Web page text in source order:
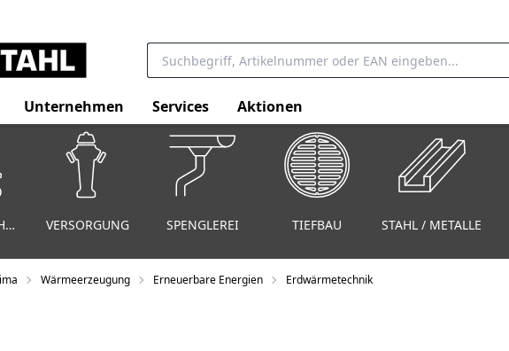
Unternehmen Services Aktionen
SANITÄRTECHNIK VERSORGUNG SPENGLEREI TIEFBAU STAHL / METALLE
Wärmeerzeugung Erneuerbare Energien Erdwärmetechnik